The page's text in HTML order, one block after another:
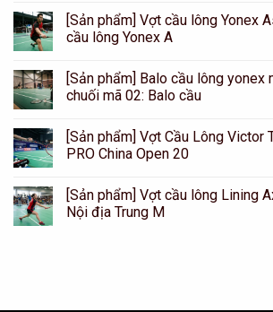
[Sản phẩm] Vợt cầu lông Yonex
cầu lông Yonex A
[Sản phẩm] Balo cầu lông yonex
chuối mã 02: Balo cầu
[Sản phẩm] Vợt Cầu Lông Victor
PRO China Open 20
[Sản phẩm] Vợt cầu lông Lining
Nội địa Trung M